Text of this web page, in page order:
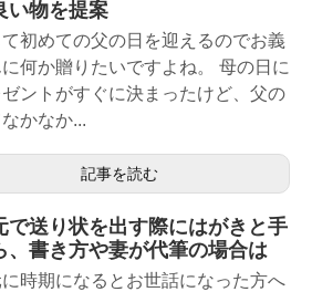
い物を提案
初めての父の日を迎えるのでお義
何か贈りたいですよね。 母の日に
ントがすぐに決まったけど、父の
かなか...
記事を読む
で送り状を出す際にはがきと手
、書き方や妻が代筆の場合は
時期になるとお世話になった方へ